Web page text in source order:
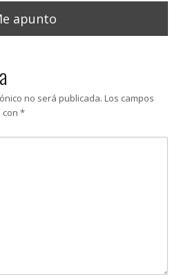
no será publicada. Los campos
*